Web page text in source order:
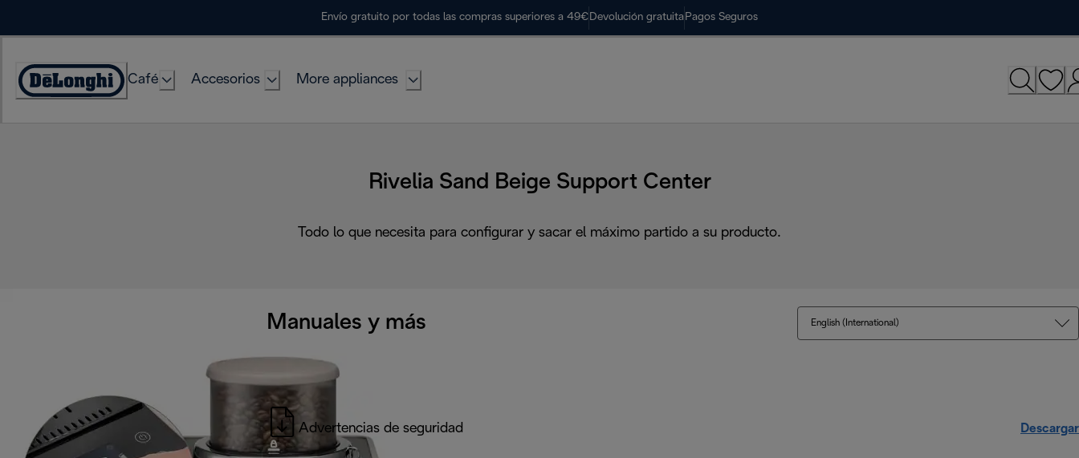
Envío gratuito por todas las compras superiores a 49€ Devolución gratuita Pagos Seguros
Accessibility
Café Accesorios More appliances
Rivelia Sand Beige Support Center
Todo lo que necesita para configurar y sacar el máximo partido a su producto.
Manuales y más English (International)
Advertencias de seguridad Descargar